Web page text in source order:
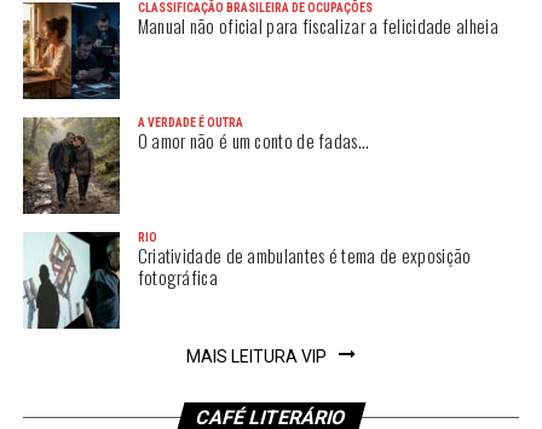
CLASSIFICAÇÃO BRASILEIRA DE OCUPAÇÕES
Manual não oficial para fiscalizar a felicidade alheia
A VERDADE É OUTRA
O amor não é um conto de fadas…
RIO
Criatividade de ambulantes é tema de exposição
fotográfica
MAIS LEITURA VIP
CAFÉ LITERÁRIO